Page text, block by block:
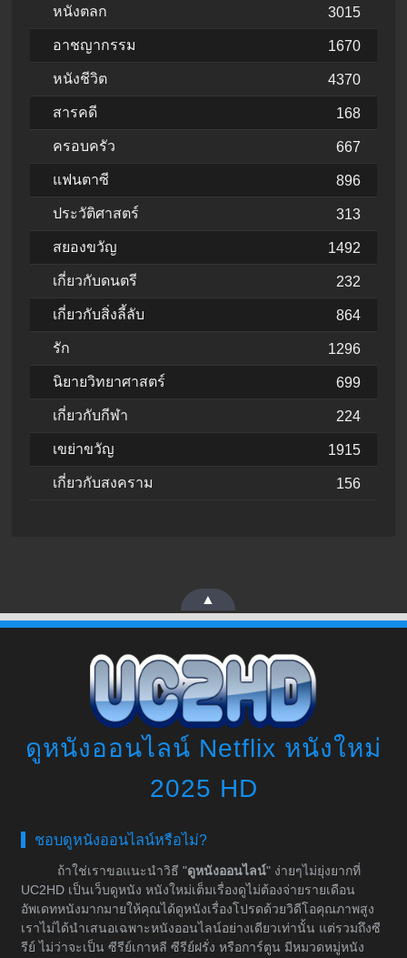
หนังตลก 3015
อาชญากรรม 1670
หนังชีวิต 4370
สารคดี 168
ครอบครัว 667
แฟนตาซี 896
ประวัติศาสตร์ 313
สยองขวัญ 1492
เกี่ยวกับดนตรี 232
เกี่ยวกับสิ่งลี้ลับ 864
รัก 1296
นิยายวิทยาศาสตร์ 699
เกี่ยวกับกีฬา 224
เขย่าขวัญ 1915
เกี่ยวกับสงคราม 156
▲
ดูหนังออนไลน์ Netflix หนังใหม่
2025 HD
ชอบดูหนังออนไลน์หรือไม่?
ถ้าใช่เราขอแนะนำวิธี "ดูหนังออนไลน์" ง่ายๆไม่ยุ่งยากที่
UC2HD เป็นเว็บดูหนัง หนังใหม่เต็มเรื่องดูไม่ต้องจ่ายรายเดือน
อัพเดทหนังมากมายให้คุณได้ดูหนังเรื่องโปรดด้วยวิดีโอคุณภาพสูง
เราไม่ได้นำเสนอเฉพาะหนังออนไลน์อย่างเดียวเท่านั้น แต่รวมถึงซี
รีย์ ไม่ว่าจะเป็น ซีรีย์เกาหลี ซีรีย์ฝรั่ง หรือการ์ตูน มีหมวดหมู่หนัง